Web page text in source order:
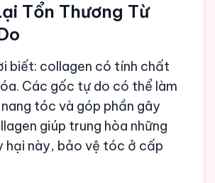
Tổn Thương Từ
biết: collagen có tính chất
Các gốc tự do có thể làm
tóc và góp phần gây
giúp trung hòa những
hại này, bảo vệ tóc ở cấp